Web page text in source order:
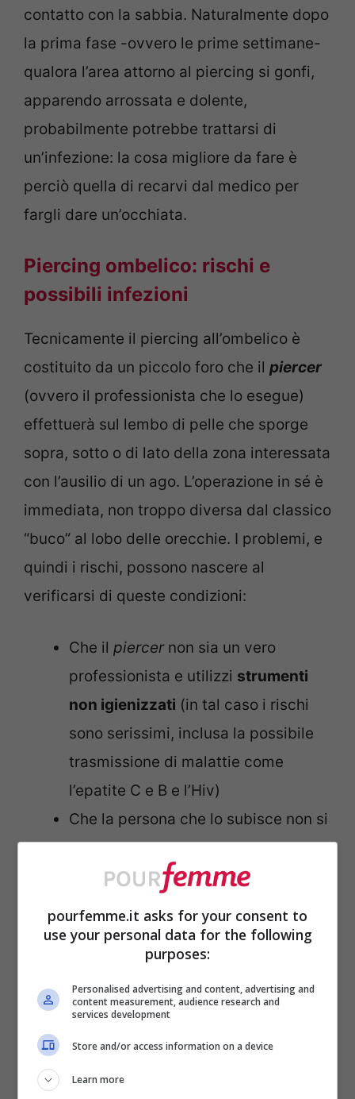
contatto con la sabbia. Naturalmente dopo
la prima fase -ovvero le prime settimane-
qualora l’area attorno al piercing si gonfi,
apparendo arrossata e dolente,
probabilmente potrebbe trattarsi di
un’infezione: la cosa migliore da fare è
perciò quella di recarvi dal medico per
fargli dare un’occhiata.
Piercing ombelico: rischi e
possibili infezioni
Tecnicamente il piercing all’ombelico è
costituito da un piccolo foro che il piercer
(ovvero il professionista che lo esegue)
effettuerà sul lembo di pelle che sporge
sopra, sotto o di lato della zona interessata
con l’ausilio di un ago. L’operazione in sé è
immediata, non troppo diversa dal classico
“buco” al lobo delle orecchie. I problemi, e
quindi i rischi, possono nascere al
verificarsi di queste condizioni:
Che il piercernon sia un vero
professionista e utilizzi strumenti
non igienizzati (in tal caso i rischi
sono serissimi, inclusa la possibile
trasmissione di malattie come
l’epatite C e B e l’Hiv)
Che la persona che lo subisce non si
curi in modo adeguato durante la
lunga fase della cicatrizzazione (che
disinfettando la parte almeno due
volte al giornomediante sapone
antibatterico oppure acqua e sale (o
bicarbonato) per la prima settimana
(anche oltre, se la zona appare
ancora infiammata). Le mani
pourfemme.it asks for your consent to
use your personal data for the following
purposes:
Personalised advertising and content, advertising and
content measurement, audience research and
services development
Store and/or access information on a device
Learn more